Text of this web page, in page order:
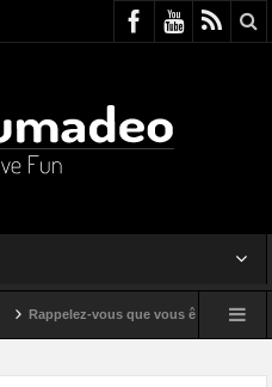
Rappelez-vous que vous êtes super !